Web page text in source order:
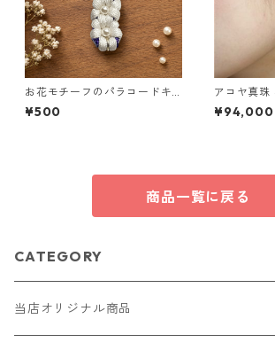
お花モチーフのパラコードキ
ーホルダー ホワイト×パープル
ハンドメイド 国産 本革 ヌメ革
¥500
アコヤ真珠
イエローゴ
ック ピア
¥94,000
商品一覧に戻る
CATEGORY
当店オリジナル商品